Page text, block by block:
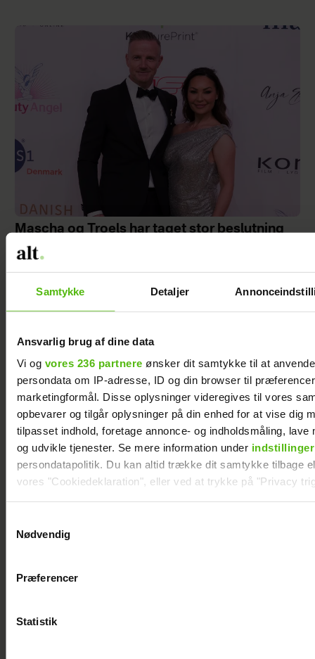
Samtykke Detaljer
Ansvarlig brug af dine data
Vi og vores 236 partnere ønsker dit samtykke til at
persondata om IP-adresse, ID og din browser til
marketingformål. Disse oplysninger videregives til vores
opbevarer og tilgår oplysninger på din enhed for at vise dig
tilpasset indhold, foretage annonce- og indholdsmåling, lave
og udvikle tjenester. Se mere information under indstillinger
persondatapolitik. Du kan altid trække dit samtykke tilbage
vores "Cookiedeklaration", eller ved at trykke på "Privacy
Vi anvender egne cookies og cookies fra tredjeparter til at
generere statistik og huske dine præferencer samt til brug
Nødvendig
Præferencer
Statistik
Mascha og Troels har taget stor beslutning
Christel Trubka er flyttet til Fyn for ny
kæreste